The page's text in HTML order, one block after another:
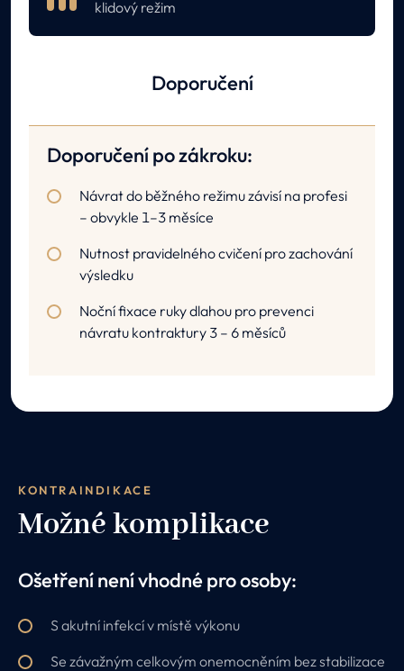
klidový režim
Doporučení
Doporučení po zákroku:
Návrat do běžného režimu závisí na profesi
– obvykle 1–3 měsíce
Nutnost pravidelného cvičení pro zachování
výsledku
Noční fixace ruky dlahou pro prevenci
návratu kontraktury 3 – 6 měsíců
KONTRAINDIKACE
Možné komplikace
Ošetření není vhodné pro osoby:
S akutní infekcí v místě výkonu
Se závažným celkovým onemocněním bez stabilizace